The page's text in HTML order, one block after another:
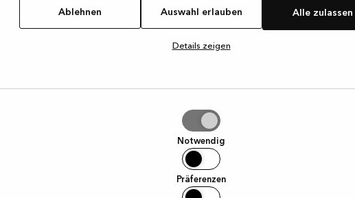
Ablehnen Auswahl erlauben Alle zulassen
Details zeigen
Notwendig
Präferenzen